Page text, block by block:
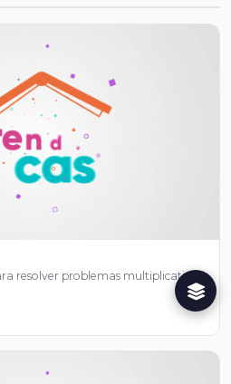
resolver problemas multiplicativos,